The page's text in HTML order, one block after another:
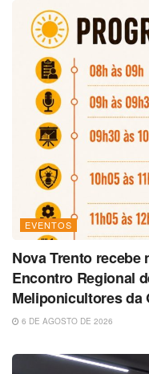
EVENTOS
Nova Trento recebe
Encontro Regional
Meliponicultores da
6 DE AGOSTO DE 2026